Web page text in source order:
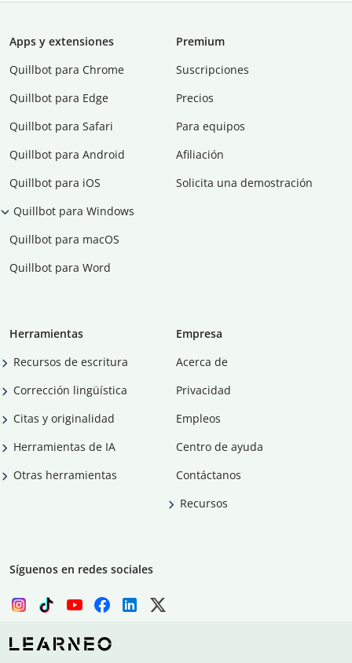
Apps y extensiones
Quillbot para Chrome
Quillbot para Edge
Quillbot para Safari
Quillbot para Android
Quillbot para iOS
Quillbot para Windows
Quillbot para macOS
Quillbot para Word
Premium
Suscripciones
Precios
Para equipos
Afiliación
Solicita una demostración
Herramientas
Recursos de escritura
Corrección lingüística
Citas y originalidad
Herramientas de IA
Otras herramientas
Empresa
Acerca de
Privacidad
Empleos
Centro de ayuda
Contáctanos
Recursos
Síguenos en redes sociales